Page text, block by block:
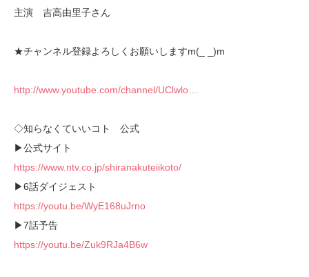
主演 吉高由里子さん
★チャンネル登録よろしくお願いしますm(_ _)m
http://www.youtube.com/channel/UClwlo…
◇知らなくていいコト 公式
▶︎公式サイト
https://www.ntv.co.jp/shiranakuteiikoto/
▶︎6話ダイジェスト
https://youtu.be/WyE168uJrno
▶︎7話予告
https://youtu.be/Zuk9RJa4B6w